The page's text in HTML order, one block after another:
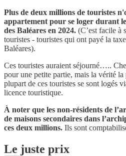
Plus de deux millions de touristes
appartement pour se loger durant
des Baléares en 2024. (C’est facile à
touristes - touristes qui ont payé la
Baléares).
Ces touristes auraient séjourné…..
pour une petite partie, mais la vérité la
plupart de ces touristes se sont logés
licence touristique.
À noter que les non-résidents de
de maisons secondaires dans
ces deux millions. Ils sont
Le juste prix